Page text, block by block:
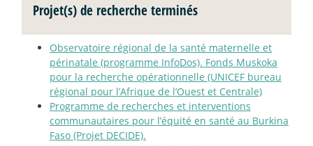
Projet(s) de recherche terminés
Observatoire régional de la santé maternelle et
périnatale (programme InfoDos). Fonds Muskoka
pour la recherche opérationnelle (UNICEF bureau
régional pour l’Afrique de l’Ouest et Centrale)
Programme de recherches et interventions
communautaires pour l’équité en santé au Burkina
Faso (Projet DECIDE).